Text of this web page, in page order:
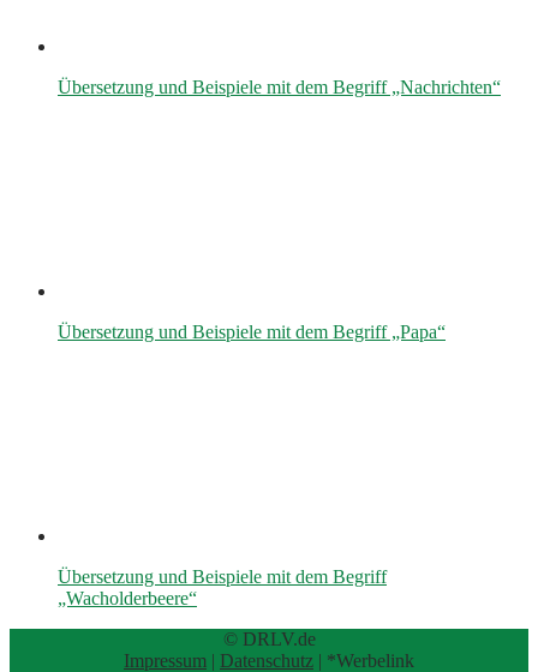
Übersetzung und Beispiele mit dem Begriff „Nachrichten“
Übersetzung und Beispiele mit dem Begriff „Papa“
Übersetzung und Beispiele mit dem Begriff
„Wacholderbeere“
© DRLV.de
Impressum | Datenschutz | *Werbelink